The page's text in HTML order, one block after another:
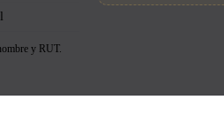
y RUT.